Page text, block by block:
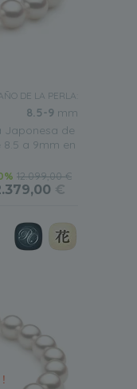
DE LA PERLA:
8.5-9 mm
Japonesa de
a 9mm en
12.099,00 €
€